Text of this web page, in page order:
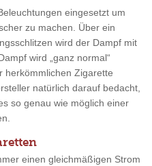
eingesetzt um
zu machen. Über ein
wird der Dampf mit
wird „ganz normal“
herkömmlichen Zigarette
natürlich darauf bedacht,
so genau wie möglich einer
einen gleichmäßigen Strom